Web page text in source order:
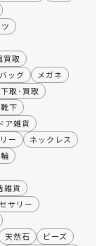
買取
バッグ
メガネ
取･買取
靴下
ア雑貨
ー
ネックレス
雑貨
サリー
天然石
ビーズ